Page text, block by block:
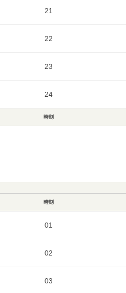
21
22
23
24
時刻
時刻
01
02
03